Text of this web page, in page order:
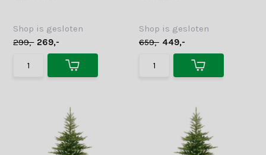
Shop is gesloten
299,- 269,-
Shop is gesloten
659,- 449,-